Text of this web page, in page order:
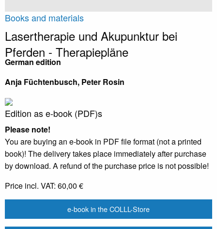
Books and materials
Lasertherapie und Akupunktur bei
Pferden - Therapiepläne
German edition
Anja Füchtenbusch, Peter Rosin
Edition as e-book (PDF)s
Please note!
You are buying an e-book in PDF file format (not a printed
book)! The delivery takes place immediately after purchase
by download. A refund of the purchase price is not possible!
Price incl. VAT: 60,00 €
e-book in the COLLL-Store